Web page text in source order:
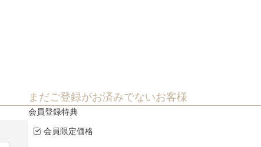
まだご登録がお済みでないお客様
会員登録特典
会員限定価格